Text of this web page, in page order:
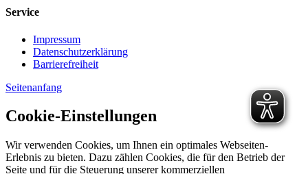
Service
Impressum
Datenschutzerklärung
Barrierefreiheit
Seitenanfang
Cookie-Einstellungen
Wir verwenden Cookies, um Ihnen ein optimales Webseiten-
Erlebnis zu bieten. Dazu zählen Cookies, die für den Betrieb der
Seite und für die Steuerung unserer kommerziellen